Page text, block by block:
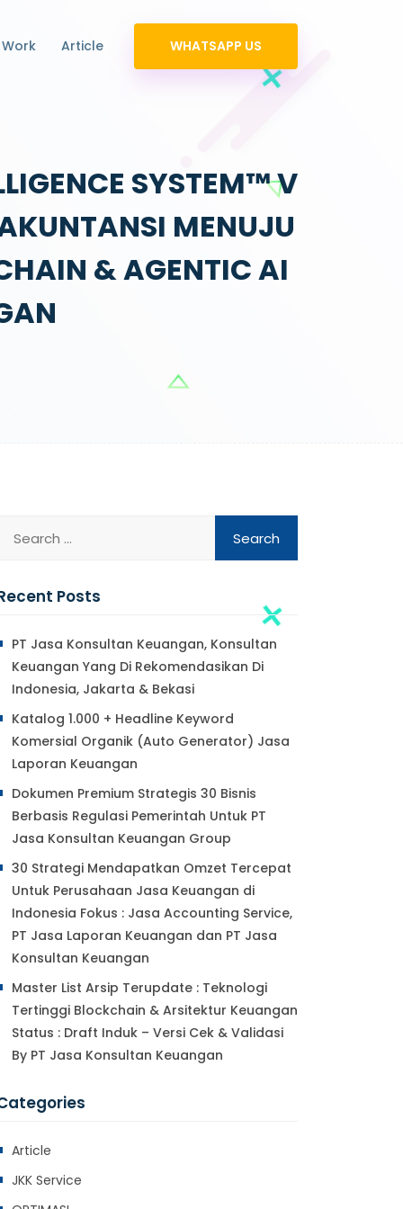
Article WHATSAPP US
SYSTEM™ V
MENUJU
& AGENTIC AI
Posts
PT Jasa Konsultan Keuangan, Konsultan
Keuangan Yang Di Rekomendasikan Di
Indonesia, Jakarta & Bekasi
Katalog 1.000 + Headline Keyword
Komersial Organik (Auto Generator) Jasa
Laporan Keuangan
Dokumen Premium Strategis 30 Bisnis
Berbasis Regulasi Pemerintah Untuk PT
Jasa Konsultan Keuangan Group
30 Strategi Mendapatkan Omzet Tercepat
Untuk Perusahaan Jasa Keuangan di
Indonesia Fokus : Jasa Accounting Service,
PT Jasa Laporan Keuangan dan PT Jasa
Konsultan Keuangan
Master List Arsip Terupdate : Teknologi
Tertinggi Blockchain & Arsitektur Keuangan
Status : Draft Induk – Versi Cek & Validasi
By PT Jasa Konsultan Keuangan
Article
JKK Service